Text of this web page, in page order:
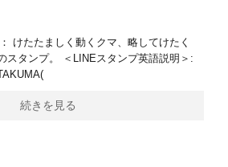
けたたましく動くクマ、略してけたく
スタンプ。 ＜LINEスタンプ英語説明＞:
続きを見る